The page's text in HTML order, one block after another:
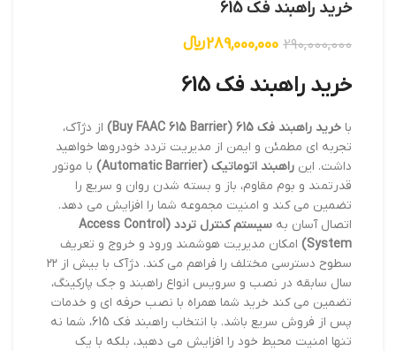
خرید راهبند فک 615
290,000,000
289,000,000﷼
خرید راهبند فک 615
با خرید راهبند فک 615 (Buy FAAC 615 Barrier)
از دژآک،
تجربه ای مطمئن و ایمن از مدیریت تردد خودروها خواهید
داشت. این راهبند اتوماتیک (Automatic Barrier)
با موتور
قدرتمند و بوم مقاوم، باز و بسته شدن روان و سریع را
تضمین می کند و امنیت مجموعه شما را افزایش می دهد.
اتصال آسان به
سیستم کنترل تردد (Access Control
System) امکان مدیریت هوشمند ورود و خروج و تعریف
سطوح دسترسی مختلف را فراهم می کند. دژآک با بیش از ۲۲
سال سابقه در نصب و سرویس انواع راهبند و جک پارکینگ،
تضمین می کند خرید شما همراه با نصب حرفه ای و خدمات
پس از فروش سریع باشد. با انتخاب راهبند فک 615، شما نه
تنها امنیت محیط خود را افزایش می دهید، بلکه با یک